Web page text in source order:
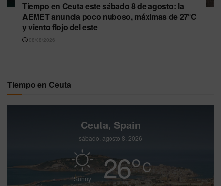
Tiempo en Ceuta este sábado 8 de agosto: la
AEMET anuncia poco nuboso, máximas de 27°C
y viento flojo del este
08/08/2026
Tiempo en Ceuta
Ceuta, Spain
sábado, agosto 8, 2026
Sunny 26°C